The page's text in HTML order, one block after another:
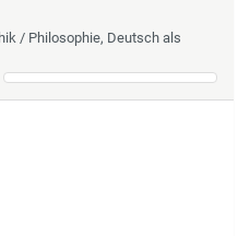
/ Philosophie, Deutsch als